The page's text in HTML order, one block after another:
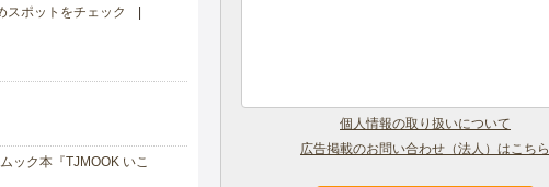
スポットをチェック
ック本『TJMOOK いこ
個人情報の取り扱いについて
広告掲載のお問い合わせ（法人）はこちら